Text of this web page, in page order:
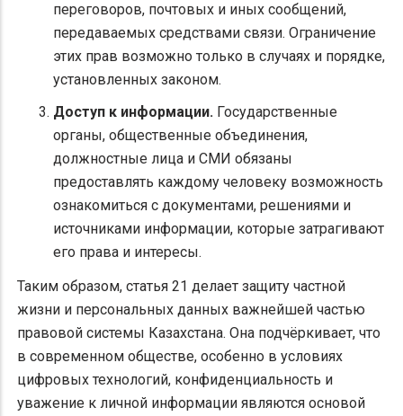
переговоров, почтовых и иных сообщений,
передаваемых средствами связи. Ограничение
этих прав возможно только в случаях и порядке,
установленных законом.
Доступ к информации. Государственные
органы, общественные объединения,
должностные лица и СМИ обязаны
предоставлять каждому человеку возможность
ознакомиться с документами, решениями и
источниками информации, которые затрагивают
его права и интересы.
Таким образом, статья 21 делает защиту частной
жизни и персональных данных важнейшей частью
правовой системы Казахстана. Она подчёркивает, что
в современном обществе, особенно в условиях
цифровых технологий, конфиденциальность и
уважение к личной информации являются основой